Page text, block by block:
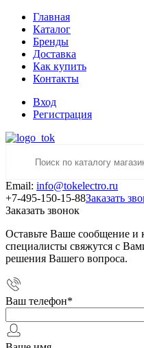
Главная
Каталог
Бренды
Доставка
Как купить
Контакты
Вход
Регистрация
Email: info@tokelectro.ru
+7-495-150-15-88Заказать
Заказать звонок
Оставьте Ваше сообщение
специалисты свяжутся с
решения Вашего вопроса.
Ваш телефон*